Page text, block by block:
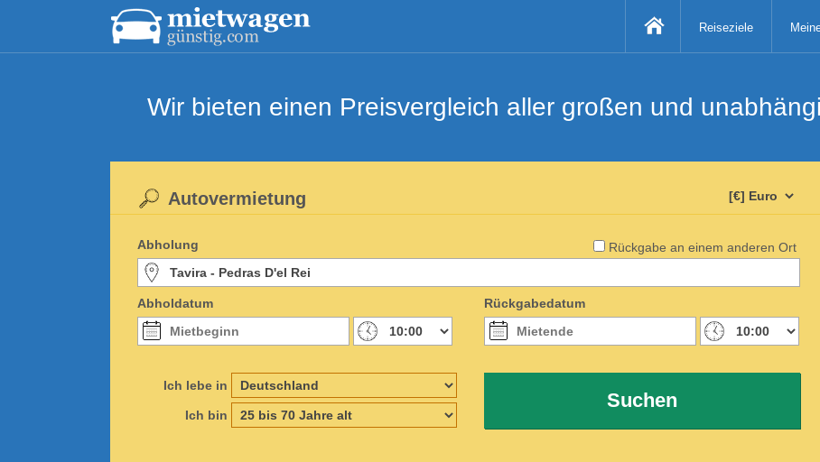
Reiseziele
Wir bieten einen Preisvergleich aller großen und
Rückgabe an einem anderen Ort
Autovermietung
Abholung
Abholdatum Rückgabedatum
Ich lebe in
Ich bin
Suchen